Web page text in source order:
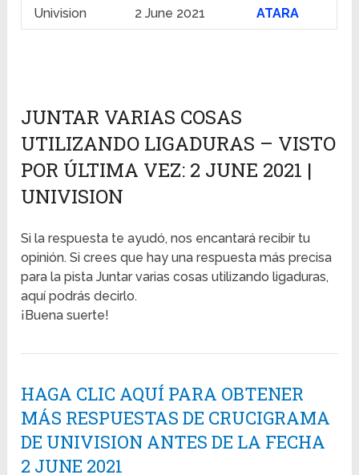
Univision 2 June 2021 ATARA
JUNTAR VARIAS COSAS
UTILIZANDO LIGADURAS – VISTO
POR ÚLTIMA VEZ: 2 JUNE 2021 |
UNIVISION
Si la respuesta te ayudó, nos encantará recibir tu
opinión. Si crees que hay una respuesta más precisa
para la pista Juntar varias cosas utilizando ligaduras,
aquí podrás decirlo.
¡Buena suerte!
HAGA CLIC AQUÍ PARA OBTENER
MÁS RESPUESTAS DE CRUCIGRAMA
DE UNIVISION ANTES DE LA FECHA
2 JUNE 2021